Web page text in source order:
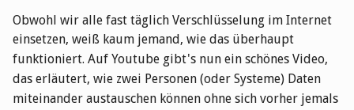
Obwohl wir alle fast täglich Verschlüsselung im Internet
einsetzen, weiß kaum jemand, wie das überhaupt
funktioniert. Auf Youtube gibt's nun ein schönes Video,
das erläutert, wie zwei Personen (oder Systeme) Daten
miteinander austauschen können ohne sich vorher jemals